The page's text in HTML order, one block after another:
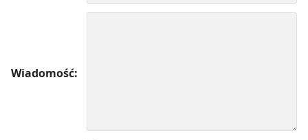
Wiadomość